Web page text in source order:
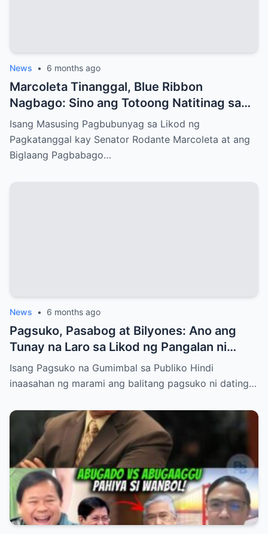
News • 6 months ago
Marcoleta Tinanggal, Blue Ribbon
Nagbago: Sino ang Totoong Natitinag sa
Senado?
Isang Masusing Pagbubunyag sa Likod ng
Pagkatanggal kay Senator Rodante Marcoleta at ang
Biglaang Pagbabago…
News • 6 months ago
Pagsuko, Pasabog at Bilyones: Ano ang
Tunay na Laro sa Likod ng Pangalan ni
Bong Revilla Jr.?
Isang Pagsuko na Gumimbal sa Publiko Hindi
inaasahan ng marami ang balitang pagsuko ni dating…